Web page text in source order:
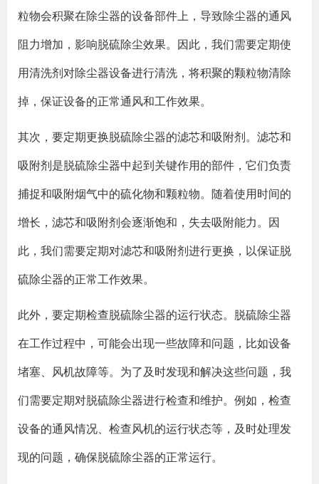
粒物会积聚在除尘器的设备部件上，导致除尘器的通风
阻力增加，影响脱硫除尘效果。因此，我们需要定期使
用清洗剂对除尘器设备进行清洗，将积聚的颗粒物清除
掉，保证设备的正常通风和工作效果。
其次，要定期更换脱硫除尘器的滤芯和吸附剂。滤芯和
吸附剂是脱硫除尘器中起到关键作用的部件，它们负责
捕捉和吸附烟气中的硫化物和颗粒物。随着使用时间的
增长，滤芯和吸附剂会逐渐饱和，失去吸附能力。因
此，我们需要定期对滤芯和吸附剂进行更换，以保证脱
硫除尘器的正常工作效果。
此外，要定期检查脱硫除尘器的运行状态。脱硫除尘器
在工作过程中，可能会出现一些故障和问题，比如设备
堵塞、风机故障等。为了及时发现和解决这些问题，我
们需要定期对脱硫除尘器进行检查和维护。例如，检查
设备的通风情况、检查风机的运行状态等，及时处理发
现的问题，确保脱硫除尘器的正常运行。